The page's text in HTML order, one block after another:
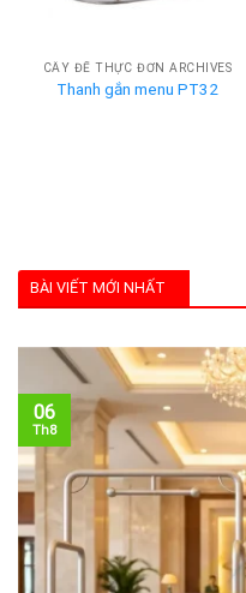
CÂY ĐỂ THỰC ĐƠN ARCHIVES
Thanh gắn menu PT32
BÀI VIẾT MỚI NHẤT
06
Th8